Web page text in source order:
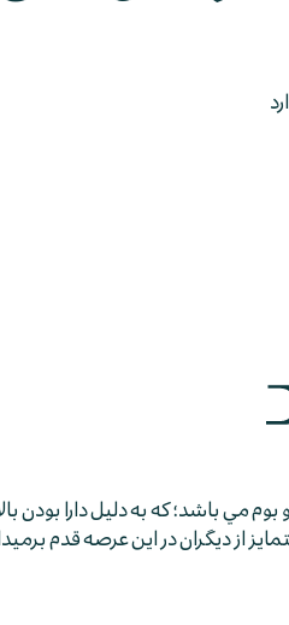
مي باشد؛ كه به دليل دارا بودن
از ديگران در اين عرصه قدم